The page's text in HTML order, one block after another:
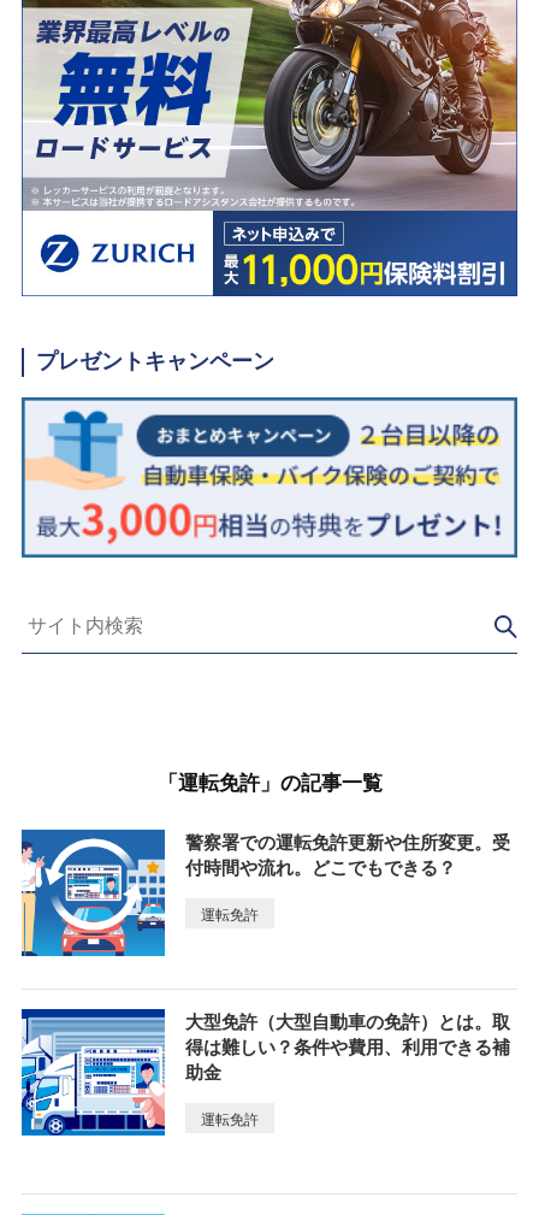
プレゼントキャンペーン
「運転免許」の記事一覧
警察署での運転免許更新や住所変更。受
付時間や流れ。どこでもできる？
運転免許
大型免許（大型自動車の免許）とは。取
得は難しい？条件や費用、利用できる補
助金
運転免許